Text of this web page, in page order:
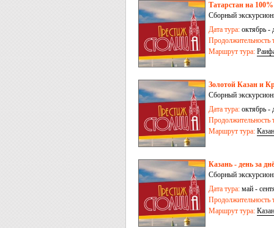
Татарстан на
Сборный
Дата тура: октябрь -
Продолжительность
Маршрут тура:
Золотой Казан и
Сборный
Дата тура: октябрь -
Продолжительность
Маршрут тура:
Казань - день за
Сборный
Дата тура: май -
Продолжительность
Маршрут тура: